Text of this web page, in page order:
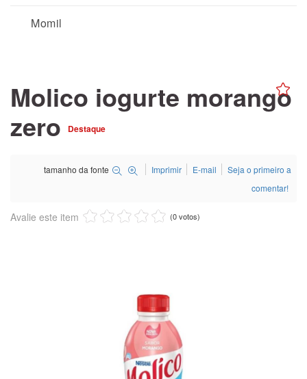
Momil
Molico iogurte morango
zero
Destaque
tamanho da fonte Imprimir E-mail
Seja o primeiro a
comentar!
Avalie este item (0 votos)